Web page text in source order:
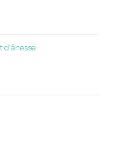
d'ânesse